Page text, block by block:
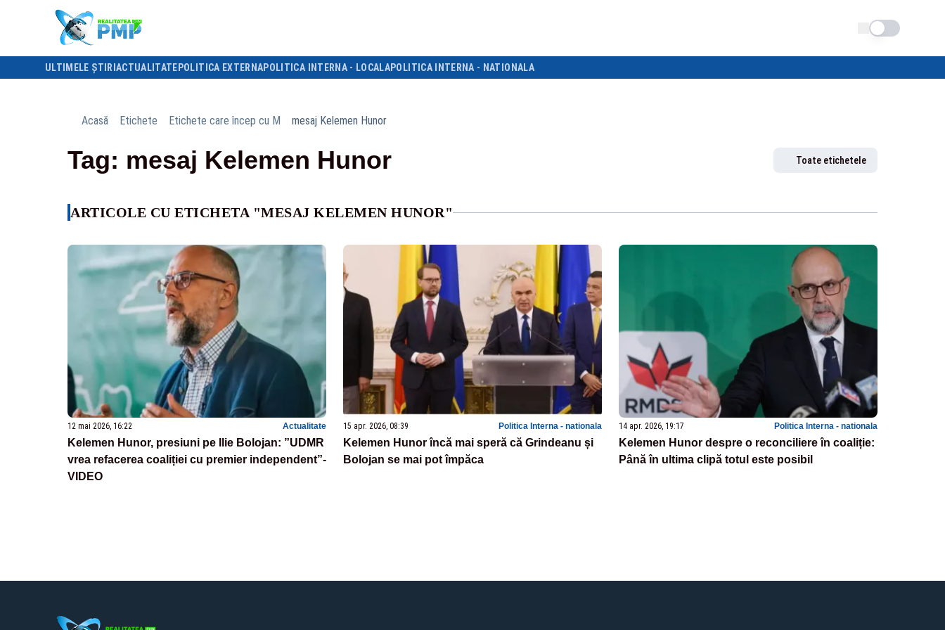
Schimba tema
ULTIMELE ȘTIRI ACTUALITATE POLITICA EXTERNAPOLITICA INTERNA - LOCALAPOLITICA INTERNA - NATIONALA
Acasă Etichete Etichete care încep cu M mesaj Kelemen Hunor
Tag: mesaj Kelemen Hunor Toate etichetele
ARTICOLE CU ETICHETA "MESAJ KELEMEN HUNOR"
12 mai 2026, 16:22 Actualitate
Kelemen Hunor, presiuni pe Ilie Bolojan: ”UDMR
vrea refacerea coaliției cu premier independent”-
VIDEO
15 apr. 2026, 08:39 Politica Interna - nationala
Kelemen Hunor încă mai speră că Grindeanu și
Bolojan se mai pot împăca
14 apr. 2026, 19:17 Politica Interna - nationala
Kelemen Hunor despre o reconciliere în coaliție:
Până în ultima clipă totul este posibil